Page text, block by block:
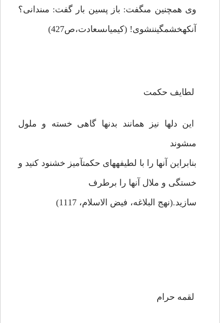
وى همچنين مى‏گفت: باز پسين بار گفت: مى‏ندانى؟
آن‏كه‏خشمگين‏نشوى! (كيمياى‏سعادت،ص427)
لطايف حكمت
اين دلها نيز همانند بدنها گاهى خسته و ملول
مى‏شوند
بنابراين آنها را با لطيفه‏هاى حكمت‏آميز خشنود كنيد و
خستگى و ملال آنها را برطرف
سازيد.(نهج البلاغه، فيض الاسلام، 1117)
لقمه حرام